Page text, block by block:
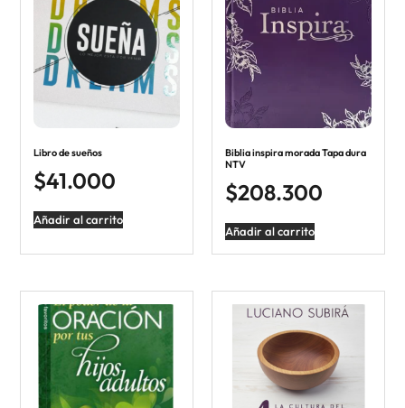
Libro de sueños
$41.000
Añadir al carrito
Biblia inspira morada Tapa dura
NTV
$208.300
Añadir al carrito